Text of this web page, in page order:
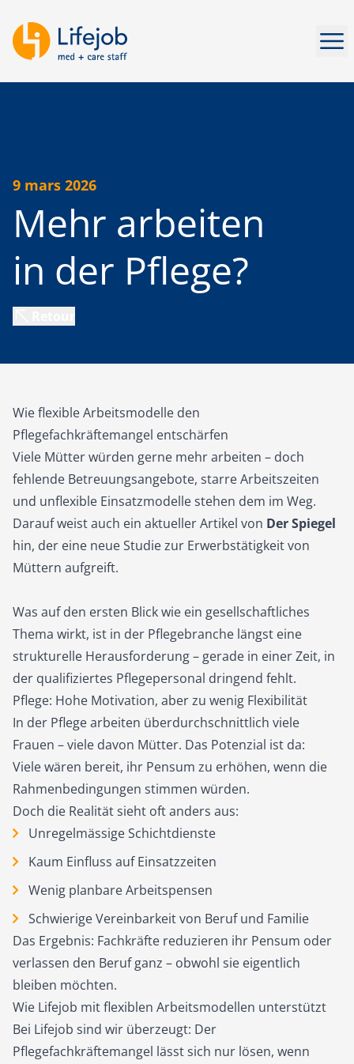
9 mars 2026
Mehr arbeiten
in der Pflege?
Wie flexible Arbeitsmodelle den
Pflegefachkräftemangel entschärfen
Viele Mütter würden gerne mehr arbeiten – doch
fehlende Betreuungsangebote, starre Arbeitszeiten
und unflexible Einsatzmodelle stehen dem im Weg.
Darauf weist auch ein aktueller Artikel von Der Spiegel
hin, der eine neue Studie zur Erwerbstätigkeit von
Müttern aufgreift.
Was auf den ersten Blick wie ein gesellschaftliches
Thema wirkt, ist in der Pflegebranche längst eine
strukturelle Herausforderung – gerade in einer Zeit, in
der qualifiziertes Pflegepersonal dringend fehlt.
Pflege: Hohe Motivation, aber zu wenig Flexibilität
In der Pflege arbeiten überdurchschnittlich viele
Frauen – viele davon Mütter. Das Potenzial ist da:
Viele wären bereit, ihr Pensum zu erhöhen, wenn die
Rahmenbedingungen stimmen würden.
Doch die Realität sieht oft anders aus:
Unregelmässige Schichtdienste
Kaum Einfluss auf Einsatzzeiten
Wenig planbare Arbeitspensen
Schwierige Vereinbarkeit von Beruf und Familie
Das Ergebnis: Fachkräfte reduzieren ihr Pensum oder
verlassen den Beruf ganz – obwohl sie eigentlich
bleiben möchten.
Wie Lifejob mit flexiblen Arbeitsmodellen unterstützt
Bei Lifejob sind wir überzeugt: Der
Pflegefachkräftemangel lässt sich nur lösen, wenn